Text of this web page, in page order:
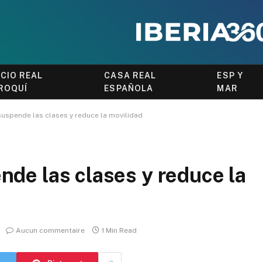
REAL
CASA REAL
ESPAÑOLA
ESP Y
MAR
las clases y reduce la movilidad
las clases y reduce la
Aucun commentaire 1 Min Read